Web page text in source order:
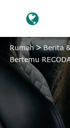
Rumah Berita
Bertemu